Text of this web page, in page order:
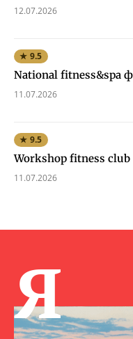
12.07.2026
★ 9.5
National fitness&spa
11.07.2026
★ 9.5
Workshop fitness
11.07.2026
Я